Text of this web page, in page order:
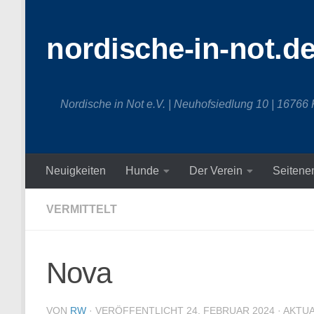
nordische-in-
Nordische in Not e.V. | Neuhofsiedlung 10 |
Neuigkeiten Hunde Der Verein
VERMITTELT
Nova
VON RW · VERÖFFENTLICHT 24. FEBRUAR 2024 ·